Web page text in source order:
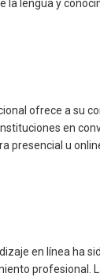
lengua y
ofrece a su
en
u
en línea ha
profesional.